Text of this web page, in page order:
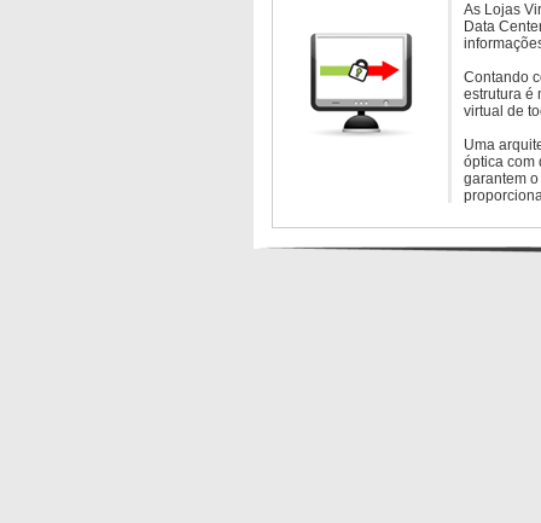
As Lojas
Data
Contando
estrutura é
virtual de
Uma
óptica com
garantem